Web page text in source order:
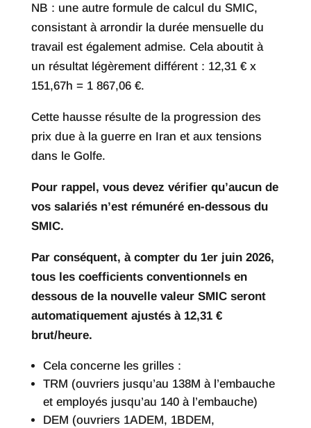
NB : une autre formule de calcul du SMIC,
consistant à arrondir la durée mensuelle du
travail est également admise. Cela aboutit à
un résultat légèrement différent : 12,31 € x
151,67h = 1 867,06 €.
Cette hausse résulte de la progression des
prix due à la guerre en Iran et aux tensions
dans le Golfe.
Pour rappel, vous devez vérifier qu’aucun de
vos salariés n’est rémunéré en-dessous du
SMIC.
Par conséquent, à compter du 1er juin 2026,
tous les coefficients conventionnels en
dessous de la nouvelle valeur SMIC seront
automatiquement ajustés à 12,31 €
brut/heure.
Cela concerne les grilles :
TRM (ouvriers jusqu’au 138M à l’embauche
et employés jusqu’au 140 à l’embauche)
DEM (ouvriers 1ADEM, 1BDEM,